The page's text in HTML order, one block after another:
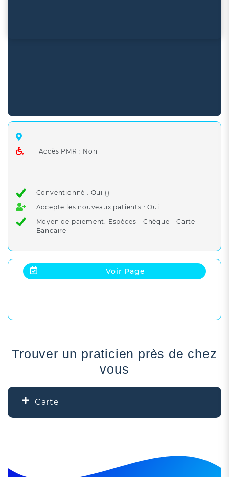
Accès PMR : Non
Conventionné : Oui ()
Accepte les nouveaux patients : Oui
Moyen de paiement: Espèces - Chèque - Carte
Bancaire
Voir Page
Trouver un praticien près de chez
vous
Carte